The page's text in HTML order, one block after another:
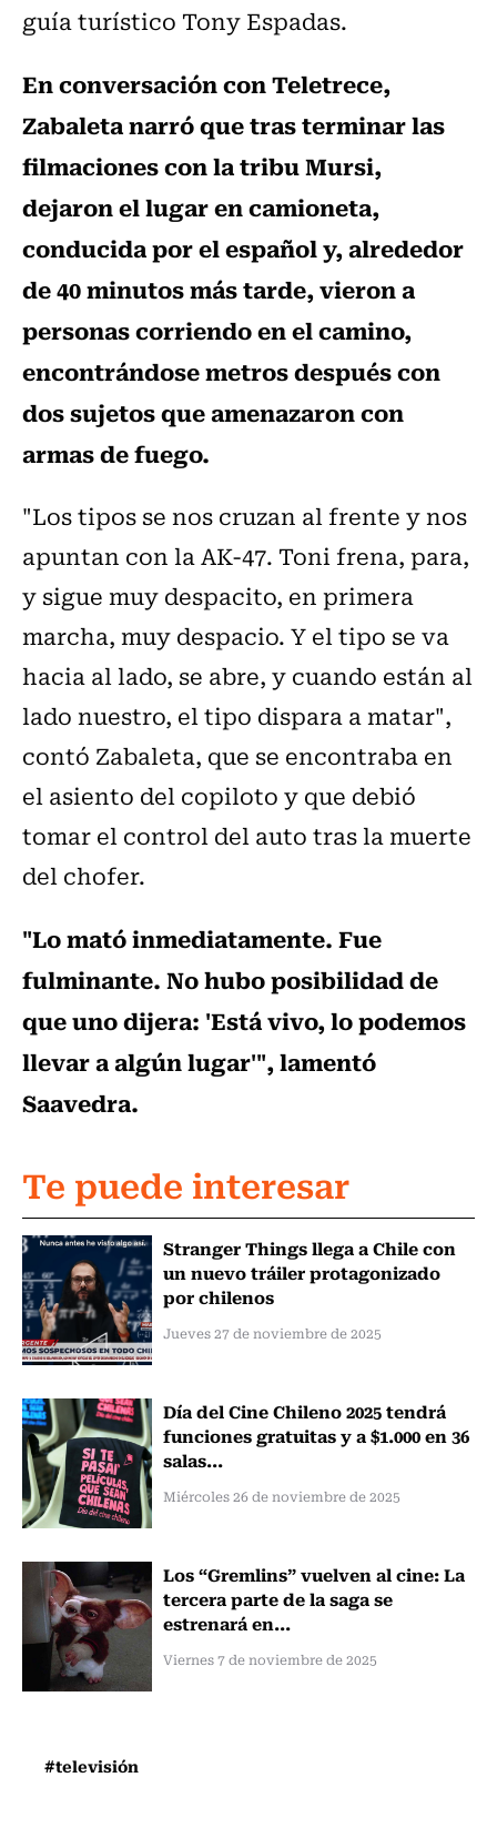
guía turístico Tony Espadas.
En conversación con Teletrece,
Zabaleta narró que tras terminar las
filmaciones con la tribu Mursi,
dejaron el lugar en camioneta,
conducida por el español y, alrededor
de 40 minutos más tarde, vieron a
personas corriendo en el camino,
encontrándose metros después con
dos sujetos que amenazaron con
armas de fuego.
"Los tipos se nos cruzan al frente y nos
apuntan con la AK-47. Toni frena, para,
y sigue muy despacito, en primera
marcha, muy despacio. Y el tipo se va
hacia al lado, se abre, y cuando están al
lado nuestro, el tipo dispara a matar",
contó Zabaleta, que se encontraba en
el asiento del copiloto y que debió
tomar el control del auto tras la muerte
del chofer.
"Lo mató inmediatamente. Fue
fulminante. No hubo posibilidad de
que uno dijera: 'Está vivo, lo podemos
llevar a algún lugar'", lamentó
Saavedra.
Te puede interesar
Stranger Things llega a Chile con
un nuevo tráiler protagonizado
por chilenos
Jueves 27 de noviembre de 2025
Día del Cine Chileno 2025 tendrá
funciones gratuitas y a $1.000 en 36
salas...
Miércoles 26 de noviembre de 2025
Los “Gremlins” vuelven al cine: La
tercera parte de la saga se
estrenará en...
Viernes 7 de noviembre de 2025
#televisión